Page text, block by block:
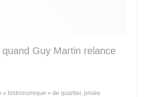
Guy Martin relance
« bistronomique » de quartier, prisée